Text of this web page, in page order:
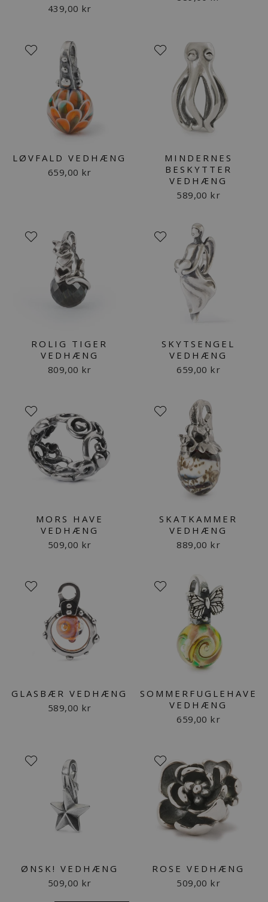
439,00 kr
LØVFALD VEDHÆNG
659,00 kr
MINDERNES
BESKYTTER
VEDHÆNG
589,00 kr
ROLIG TIGER
VEDHÆNG
809,00 kr
SKYTSENGEL
VEDHÆNG
659,00 kr
MORS HAVE
VEDHÆNG
509,00 kr
SKATKAMMER
VEDHÆNG
889,00 kr
GLASBÆR VEDHÆNG
589,00 kr
SOMMERFUGLEHAVE
VEDHÆNG
659,00 kr
ØNSK! VEDHÆNG
509,00 kr
ROSE VEDHÆNG
509,00 kr